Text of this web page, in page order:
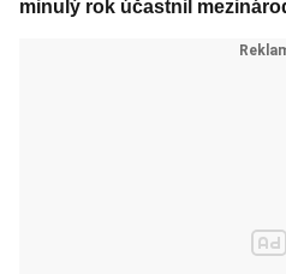
minulý rok účastnil